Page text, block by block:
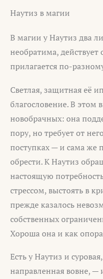
Наутиз в магии
В магии у Наутиз два
необратима,
прилагается по-
Светлая, защитная её
благословение. В этом
новобрачных: она
пору, но требует от
поступках — и сама же
обрести. К Наутиз
настоящую
стрессом, выстоять в
прежде казалось
собственных
Хороша она и как
Есть у Наутиз и
направленная вовне, —